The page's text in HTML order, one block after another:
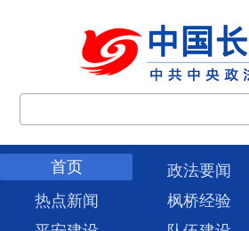
首页 政法要闻
热点新闻
枫桥经验